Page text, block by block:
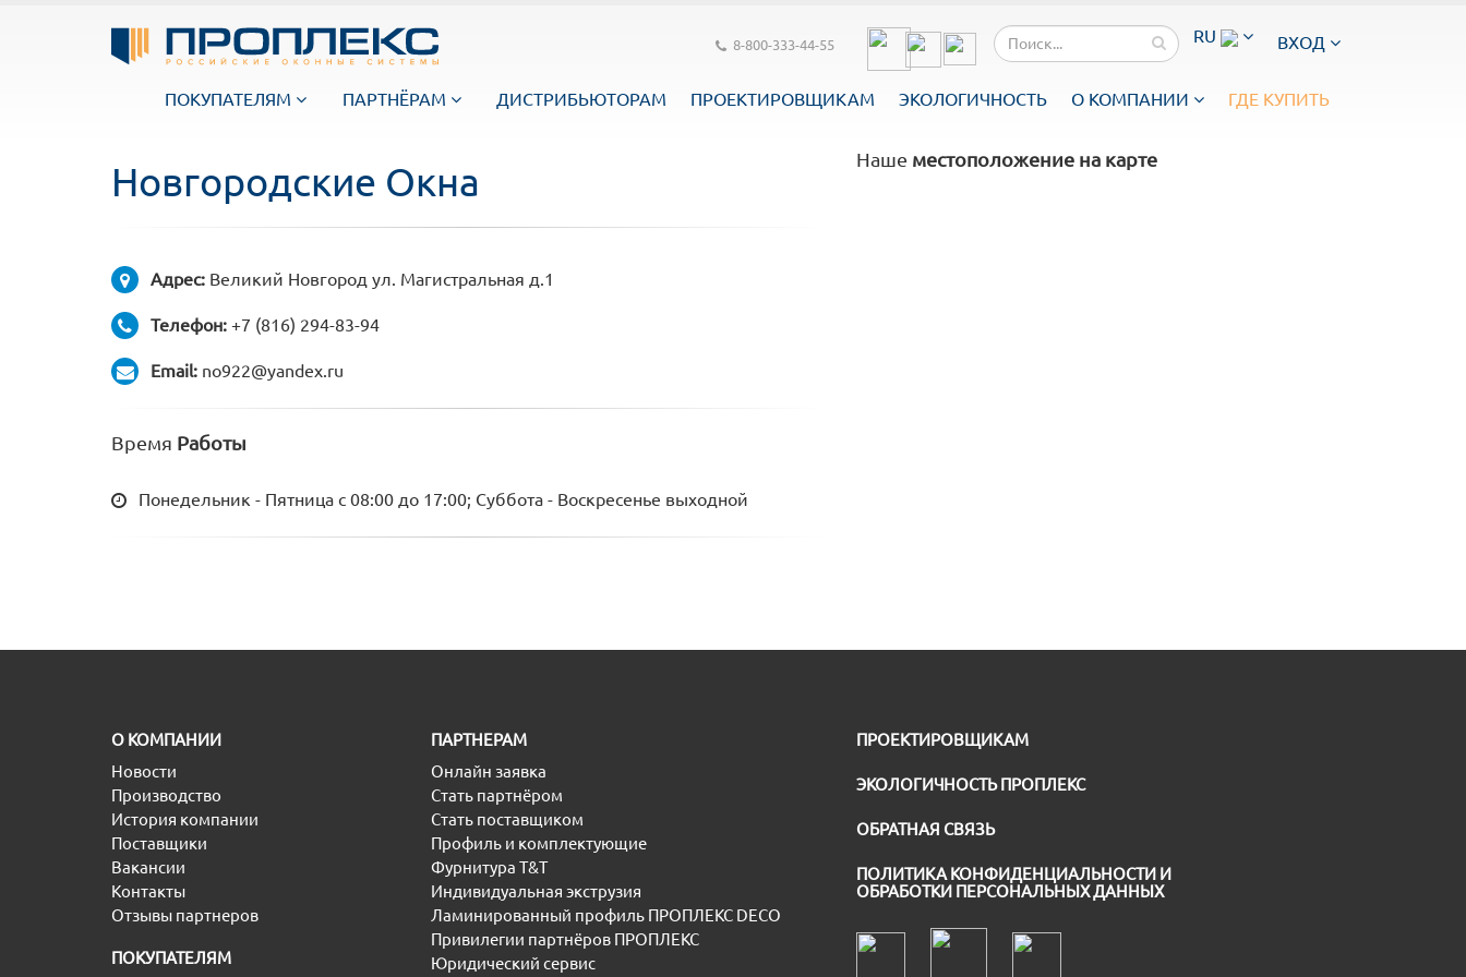
RU ВХОД
8-800-333-44-55
ПОКУПАТЕЛЯМ ПАРТНЁРАМ ДИСТРИБЬЮТОРАМ ПРОЕКТИРОВЩИКАМ ЭКОЛОГИЧНОСТЬ О КОМПАНИИ ГДЕ КУПИТЬ
Новгородские Окна
Адрес: Великий Новгород ул. Магистральная д.1
Телефон: +7 (816) 294-83-94
Email: no922@yandex.ru
Время Работы
Понедельник - Пятница с 08:00 до 17:00; Суббота - Воскресенье выходной
Наше местоположение на карте
O КОМПАНИИ
Новости
Производство
История компании
Поставщики
Вакансии
Контакты
Отзывы партнеров
ПОКУПАТЕЛЯМ
ПАРТНЕРАМ
Онлайн заявка
Стать партнёром
Стать поставщиком
Профиль и комплектующие
Фурнитура T&T
Индивидуальная экструзия
Ламинированный профиль ПРОПЛЕКС DECO
Привилегии партнёров ПРОПЛЕКС
Юридический сервис
ПРОЕКТИРОВЩИКАМ
ЭКОЛОГИЧНОСТЬ ПРОПЛЕКС
ОБРАТНАЯ СВЯЗЬ
ПОЛИТИКА КОНФИДЕНЦИАЛЬНОСТИ И
ОБРАБОТКИ ПЕРСОНАЛЬНЫХ ДАННЫХ